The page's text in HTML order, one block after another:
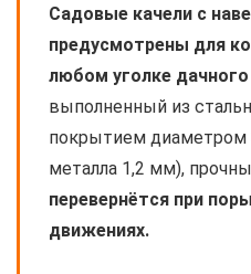
Садовые качели с
предусмотрены для
любом уголке дачного
выполненный из
покрытием
металла 1,2 мм),
перевернётся при
движениях.